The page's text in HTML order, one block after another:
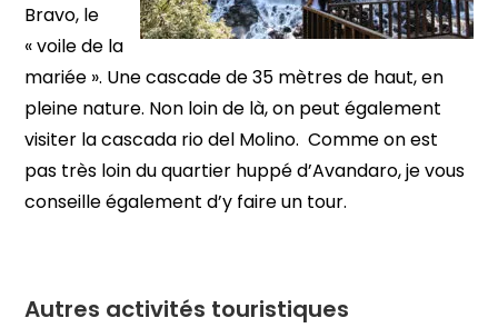
Bravo, le
« voile de la
mariée ». Une cascade de 35 mètres de haut, en
pleine nature. Non loin de là, on peut également
visiter la cascada rio del Molino. Comme on est
pas très loin du quartier huppé d’Avandaro, je vous
conseille également d’y faire un tour.
Autres activités touristiques